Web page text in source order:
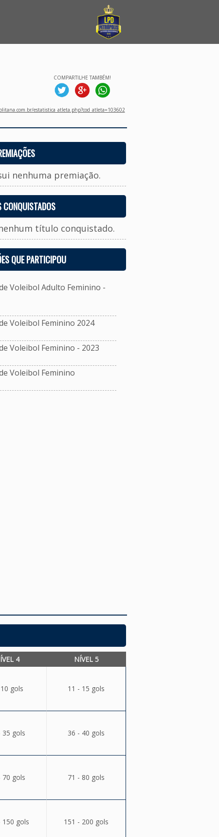
COMPARTILHE TAMBÉM!
estatistica_atleta.php?cod_atleta=103602
nenhuma premiação.
título conquistado.
QUE PARTICIPOU
Voleibol Adulto Feminino -
Voleibol Feminino 2024
Voleibol Feminino - 2023
Voleibol Feminino
4 NÍVEL 5
gols 11 - 15 gols
35 gols 36 - 40 gols
70 gols 71 - 80 gols
150 gols 151 - 200 gols